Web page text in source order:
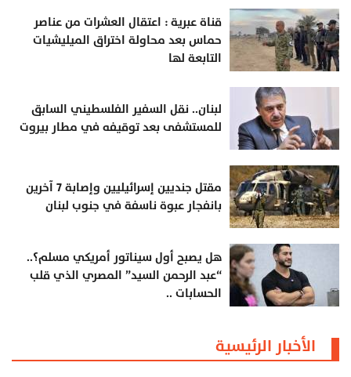
قناة عبرية : اعتقال العشرات من عناصر
حماس بعد محاولة اختراق الميليشيات
التابعة لها
لبنان.. نقل السفير الفلسطيني السابق
للمستشفى بعد توقيفه في مطار بيروت
مقتل جنديين إسرائيليين وإصابة 7 آخرين
بانفجار عبوة ناسفة في جنوب لبنان
هل يصبح أول سيناتور أمريكي مسلم؟..
“عبد الرحمن السيد” المصري الذي قلب
الحسابات ..
الأخبار الرئيسية